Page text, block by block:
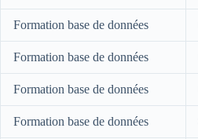
Formation base de données
Formation base de données
Formation base de données
Formation base de données